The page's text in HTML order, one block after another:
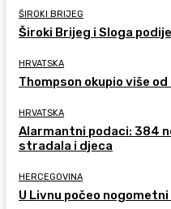
ŠIROKI BRIJEG
Široki Brijeg i Sloga
HRVATSKA
Thompson okupio više
HRVATSKA
Alarmantni podaci: 384
stradala i djeca
HERCEGOVINA
U Livnu počeo